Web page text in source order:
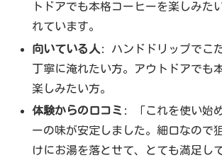
トドアでも本格コーヒーを楽しみた
れています。
向いている人 : ハンドドリップでこ
丁寧に淹れたい方。アウトドアでも
楽しみたい方。
体験からの口コミ : 「これを使い始
ーの味が安定しました。細口なので
けにお湯を落とせて、とても満足し